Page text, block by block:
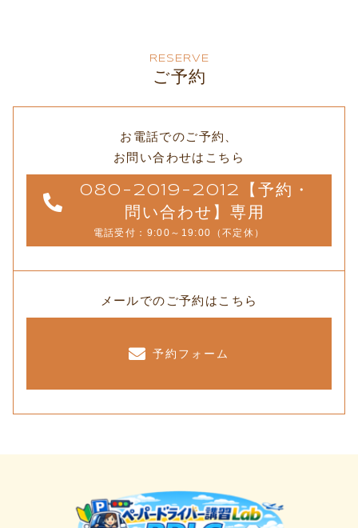
RESERVE
ご予約
お電話でのご予約、
お問い合わせはこちら
080-2019-2012【予約・
問い合わせ】専用
電話受付：9:00～19:00（不定休）
メールでのご予約はこちら
予約フォーム